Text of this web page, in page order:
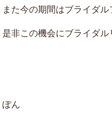
また今の期間はブライダ
是非この機会にブライダ
ぽん